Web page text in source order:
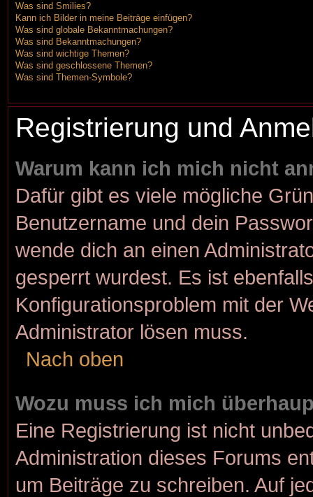
Was sind Smilies?
Kann ich Bilder in meine Beiträge einfügen?
Was sind globale Bekanntmachungen?
Was sind Bekanntmachungen?
Was sind wichtige Themen?
Was sind geschlossene Themen?
Was sind Themen-Symbole?
Registrierung und
Warum kann ich mich nicht
Dafür gibt es viele mögliche
Benutzername und dein
wende dich an einen
gesperrt wurdest. Es ist
Konfigurationsproblem mit der
Administrator lösen muss.
Nach oben
Wozu muss ich mich
Eine Registrierung ist nicht
Administration dieses Forums
um Beiträge zu schreiben. Auf